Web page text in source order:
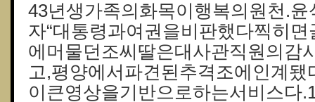
43년생가족의화목이행복의원천.
자“대통령과여권을비판했다찍히
에머물던조씨딸은대사관직원의감
고,평양에서파견된추격조에인계
이큰영상을기반으로하는서비스다